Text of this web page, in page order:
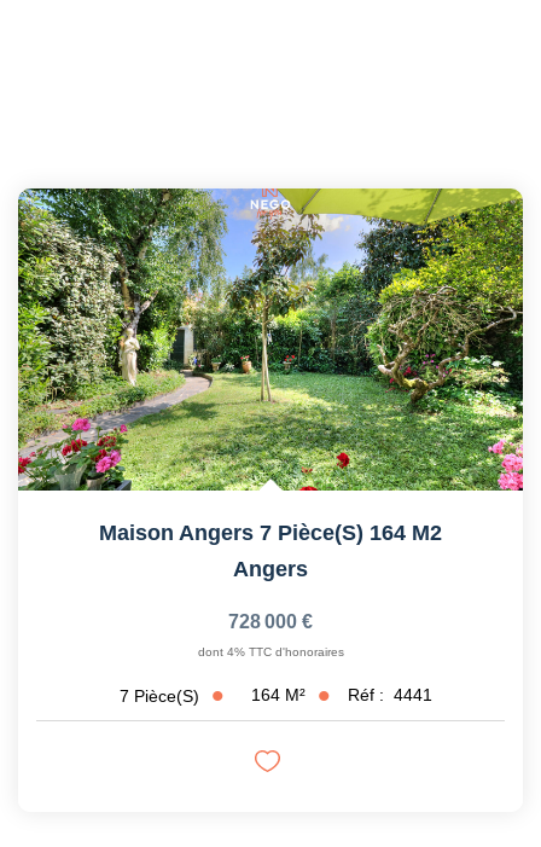
Maison Angers 7 Pièce(s) 164 M2
Angers
728 000 €
dont 4% TTC d'honoraires
7 Pièce(s) 164 M² Réf : 4441